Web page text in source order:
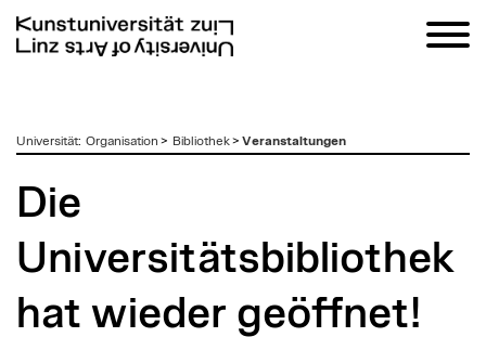
zumUniversität: Organisation > Bibliothek> Veranstaltungen
Die
Universitätsbibliothek
hat wieder geöffnet!